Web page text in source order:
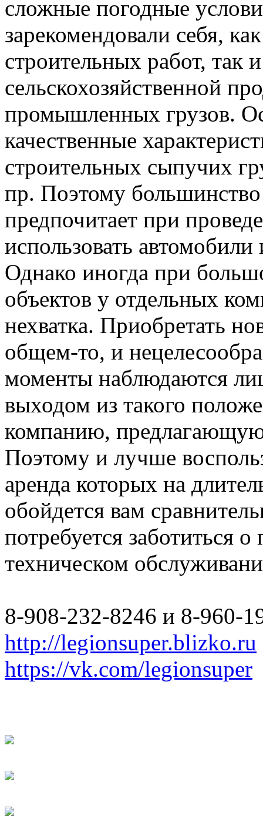
сложные погодные
зарекомендовали себя,
строительных работ, так
сельскохозяйственной
промышленных грузов.
качественные
строительных сыпучих
пр. Поэтому
предпочитает при
использовать
Однако иногда при
объектов у отдельных
нехватка. Приобретать
общем-то, и
моменты наблюдаются
выходом из такого
компанию,
Поэтому и лучше
аренда которых на
обойдется вам
потребуется заботиться
техническом
8-908-232-8246 и 8-960-
http://legionsuper.blizko.ru
https://vk.com/legionsuper